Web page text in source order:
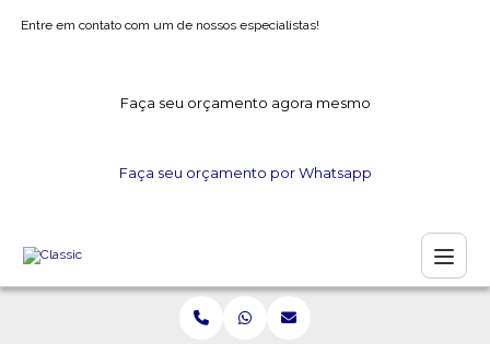
Entre em contato com um de nossos especialistas!
Faça seu orçamento agora mesmo
Faça seu orçamento por Whatsapp